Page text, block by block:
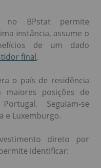
no BPstat permite
instância, assume o
de um dado
final.
o país de residência
posições de
Seguiam-se
e Luxemburgo.
direto por
identificar: